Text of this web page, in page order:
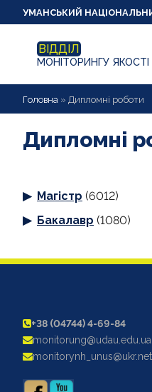
УМАНСЬКИЙ
ВІДДІЛ
МОНІТОРИНГУ ЯКОСТІ
НОВИНИ
ПРО ВІДДІЛ
ВИКЛАДАЧУ
АНКЕТУВАННЯ
ДИПЛОМНІ РОБОТИ
АКРЕДИТАЦІЙНІ
АКАДЕМІЧНА
Головна » Дипломні роботи
Дипломні
Магістр (6012)
Бакалавр (1080)
+38 (04744) 4-69-84
monitorung@udau.edu.ua
monitorynh_unus@ukr.net